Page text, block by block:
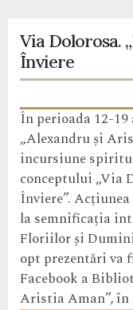
Via Dolorosa.
Înviere
În perioada 12-
„Alexandru și
incursiune
conceptului „Via
Înviere”.
la semnificația
Floriilor și
opt prezentări va
Facebook a
Aristia Aman”, în